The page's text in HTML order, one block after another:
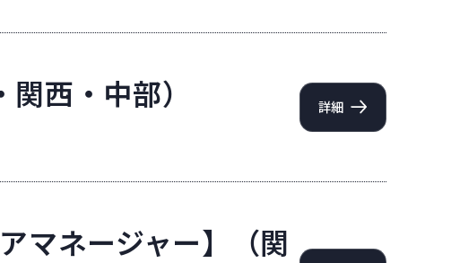
西・中部） 詳細
ネージャー】（関